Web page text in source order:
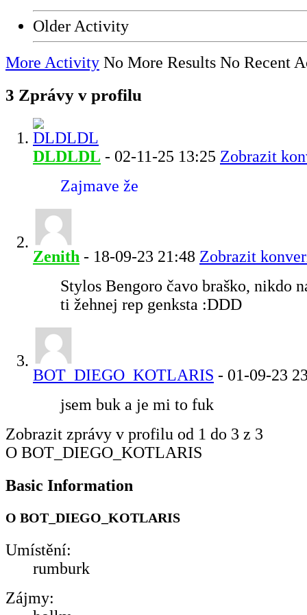
Older Activity
More Activity No More Results No Recent
3 Zprávy v profilu
DLDLDL - 02-11-25 13:25 Zobrazit
Zajmave že
Zenith - 18-09-23 21:48 Zobrazit
Stylos Bengoro čavo braško, nikdo
ti žehnej rep genksta :DDD
BOT_DIEGO_KOTLARIS - 01-09-23
jsem buk a je mi to fuk
Zobrazit zprávy v profilu od 1 do 3 z 3
O BOT_DIEGO_KOTLARIS
Basic Information
O BOT_DIEGO_KOTLARIS
Umístění:
rumburk
Zájmy: